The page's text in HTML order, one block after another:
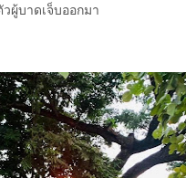
ผู้บาดเจ็บออกมา